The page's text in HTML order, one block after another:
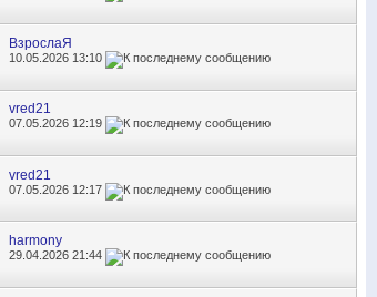
ВзрослаЯ
10.05.2026 13:10
vred21
07.05.2026 12:19
vred21
07.05.2026 12:17
harmony
29.04.202621:44